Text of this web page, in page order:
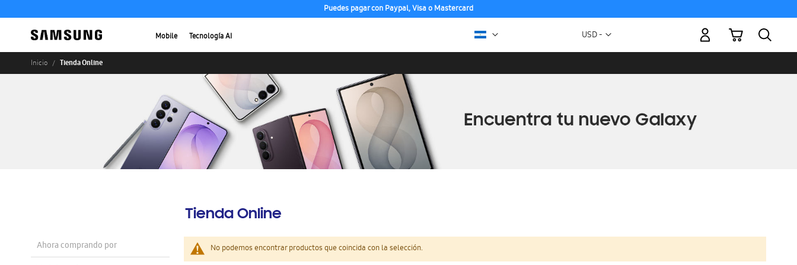
Puedes pagar con Paypal, Visa o Mastercard
Mobile Tecnología AI Moneda
USD -
Mi carrito
Inicio Tienda Online
Tienda Online
No podemos encontrar productos que coincida con la selección.
Ahora comprando por